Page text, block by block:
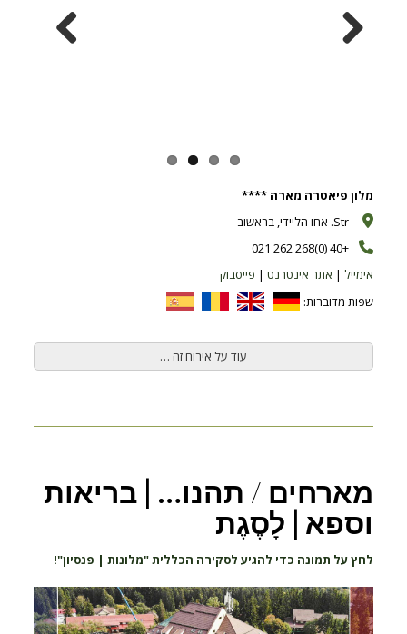
מלון פיאטרה מארה ****
+40 (0)268 262 021
אימייל| אתר אינטרנט| פייסבוק
שפות מדוברות:
עוד על אירוח זה …
מארחים / תהנו… | בריאות
וספא | לָסֶגֶת
לחץ על תמונה כדי להגיע לסקירה הכללית "מלונות | פנסיון"!